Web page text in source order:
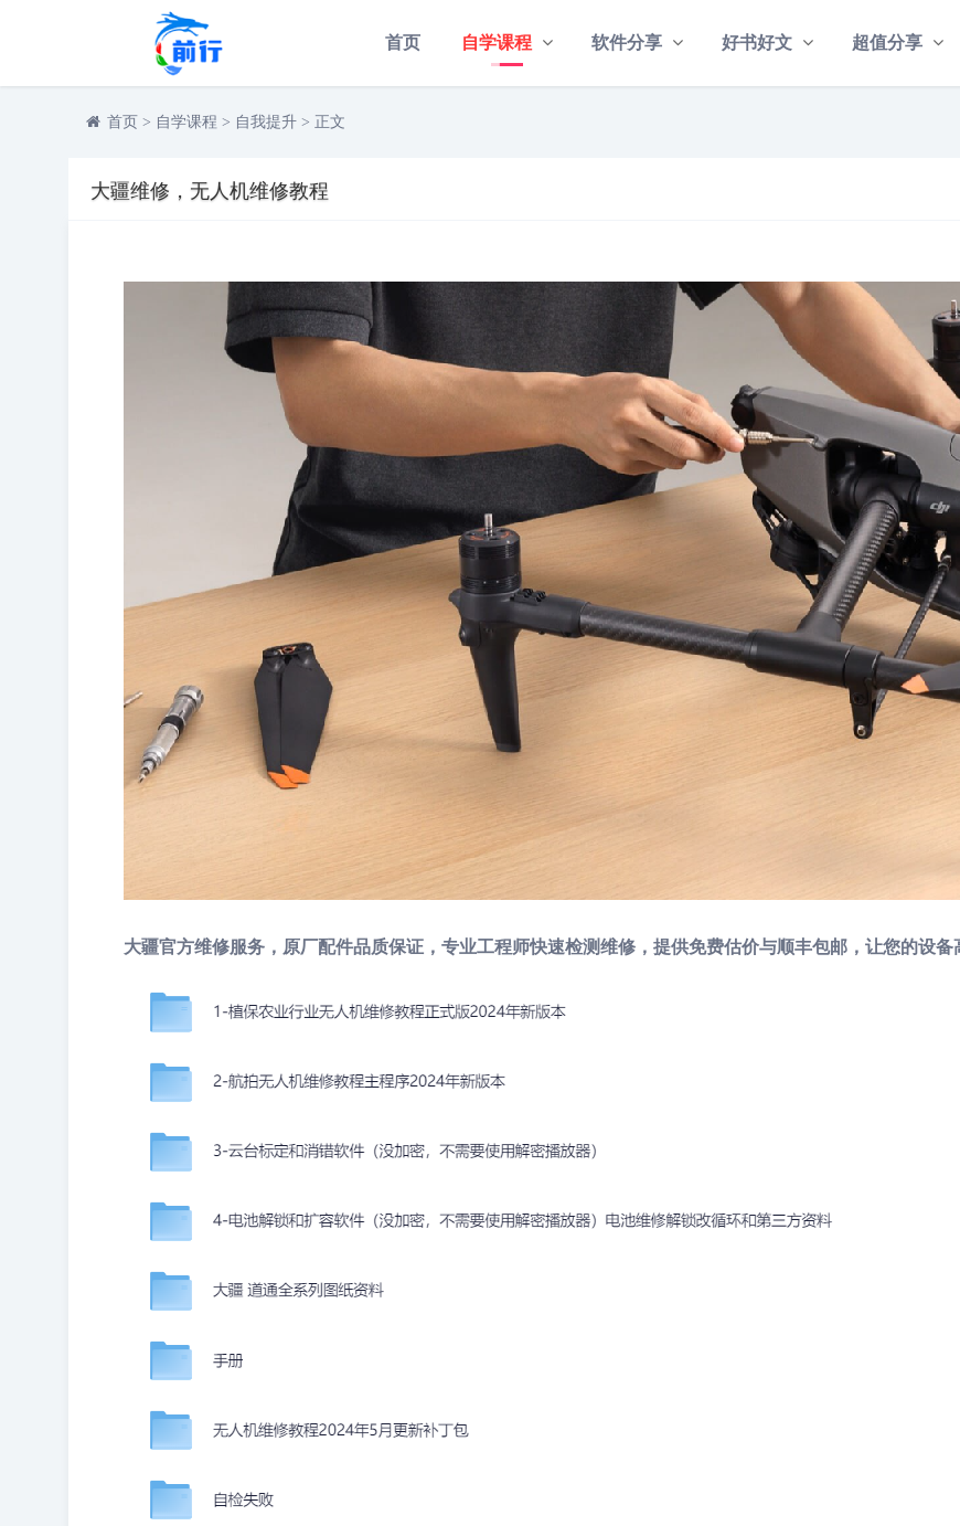
首页 自学课程 软件分享 好书好文 超值分享
首页 > 自学课程 > 自我提升 > 正文
大疆维修，无人机维修教程
大疆官方维修服务，原厂配件品质保证，专业工程师快速检测维修，提供免费估价与顺丰包邮，让您的设备